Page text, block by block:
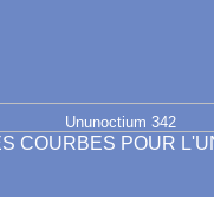
Ununoctium 342